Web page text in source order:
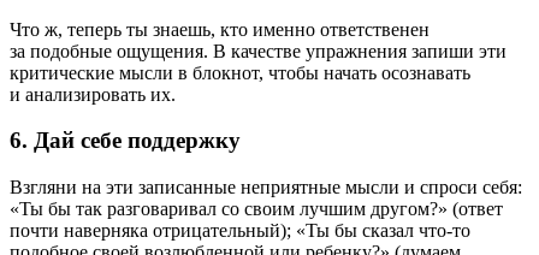
Что ж, теперь ты знаешь, кто именно ответственен
за подобные ощущения. В качестве упражнения запиши эти
критические мысли в блокнот, чтобы начать осознавать
и анализировать их.
6. Дай себе поддержку
Взгляни на эти записанные неприятные мысли и спроси себя:
«Ты бы так разговаривал со своим лучшим другом?» (ответ
почти наверняка отрицательный); «Ты бы сказал что-то